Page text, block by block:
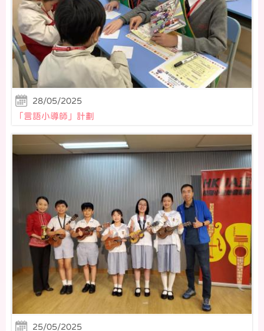
28/05/2025
「言語小導師」計劃
25/05/2025